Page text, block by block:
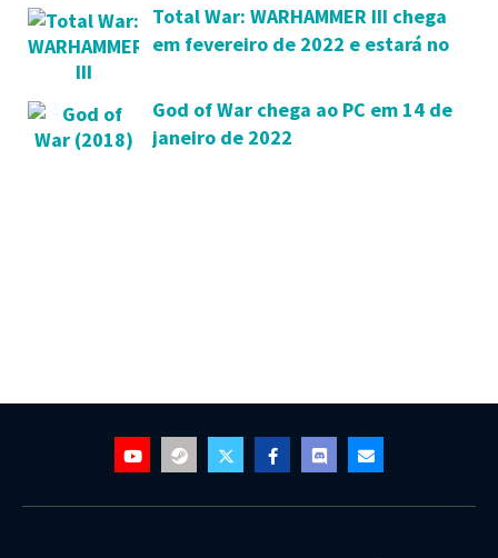
Total War: WARHAMMER III chega
em fevereiro de 2022 e estará no
God of War chega ao PC em 14 de
janeiro de 2022